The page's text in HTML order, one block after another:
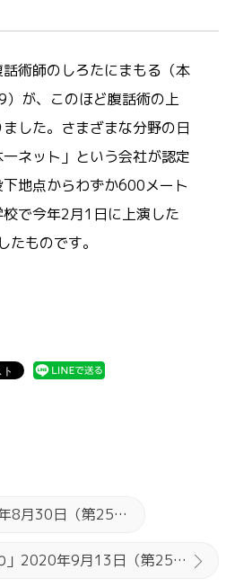
術師のしろたにまもる（本
が、このほど腹話術の上
した。さまざまな分野の日
ネット」という会社が認定
地点からわずか600メート
で今年2月1日に上演した
ものです。
「新かながわ」2020年8月30日（第2554）号
「新かながわ」2020年9月13日（第2556）号